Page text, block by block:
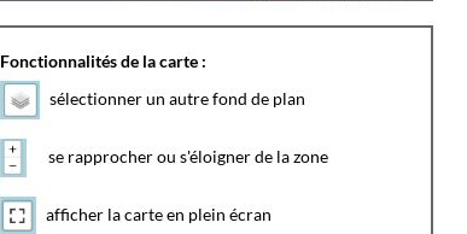
Fonctionnalités de la carte :
sélectionner un autre fond de plan
se rapprocher ou s'éloigner de la zone
afficher la carte en plein écran